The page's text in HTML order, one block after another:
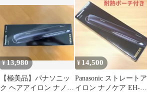
¥13,980
【極美品】パナソニッ
ク ヘアアイロン ナノケ
¥ 14,500
Panasonic ストレートア
イロン ナノケア EH-